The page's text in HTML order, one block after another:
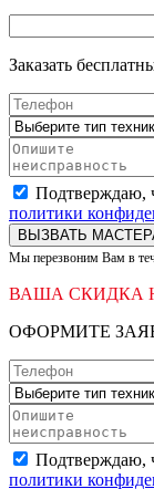
Заказать
Подтверждаю,
политики
ВЫЗВАТЬ
Мы перезвоним Вам в
ВАША СКИДКА
ОФОРМИТЕ
Подтверждаю,
политики